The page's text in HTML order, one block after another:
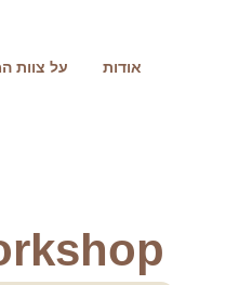
אודות על צוות